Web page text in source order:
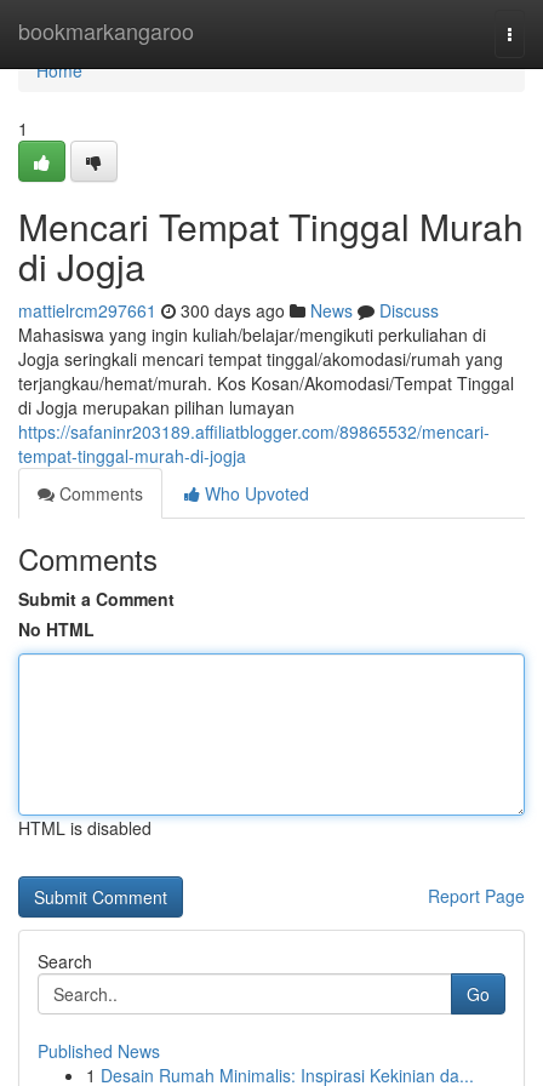
bookmarkangaroo
Home
Home
1
Mencari Tempat Tinggal Murah
di Jogja
mattielrcm297661 300 days ago News
Discuss
Mahasiswa yang ingin kuliah/belajar/mengikuti perkuliahan di
Jogja seringkali mencari tempat tinggal/akomodasi/rumah yang
terjangkau/hemat/murah. Kos Kosan/Akomodasi/Tempat Tinggal
di Jogja merupakan pilihan lumayan
https://safaninr203189.affiliatblogger.com/89865532/mencari-
tempat-tinggal-murah-di-jogja
Comments
Who Upvoted
Comments
Submit a Comment
No HTML
HTML is disabled
Report Page
Search
Go
Published News
1 Desain Rumah Minimalis: Inspirasi Kekinian da...